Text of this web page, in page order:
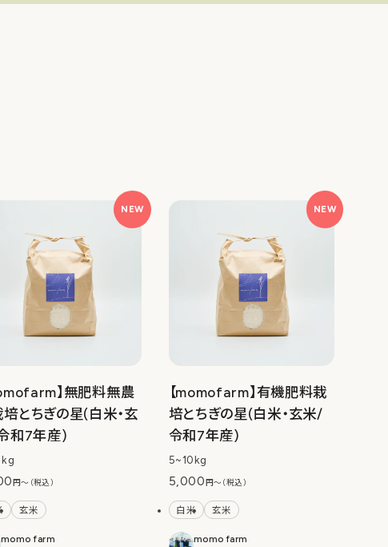
NEW
】無肥料無農
とちぎの星(白米・玄
和7年産)
円〜（税込）
玄米
momo farm
NEW
【momofarm】有機肥料栽
培とちぎの星(白米・玄米/
令和7年産)
5~10kg
5,000 円〜（税込）
白米 玄米
momo farm